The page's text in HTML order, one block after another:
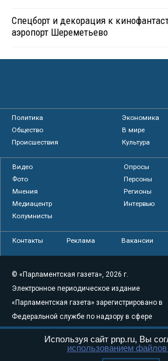
Спецборт и декорация к
аэропорт Шереметьево
Политика
Экономика
Общество
В мире
Происшествия
Культура
Видео
Опросы
Фото
Персоны
Мнения
Регионы
Медиацентр
Интервью
Колумнисты
Контакты Реклама Вакансии
© «Парламентская газета», 2026 г.
Электронное периодическое издание
«Парламентская газета» зарегистрировано в
Федеральной службе по надзору в сфере
связи, информационных технологий и
массовых коммуникаций (Роскомнадзор) 05
Используя сайт pnp.ru, Вы
использованием